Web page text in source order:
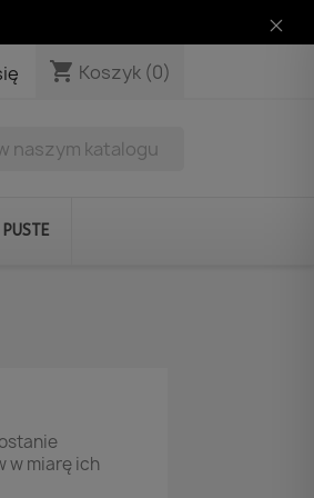
shopping_cart Koszyk (0)
w miarę ich